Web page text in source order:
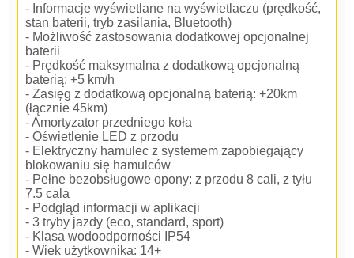
- Informacje wyświetlane na wyświetlaczu (prędkość,
stan baterii, tryb zasilania, Bluetooth)
- Możliwość zastosowania dodatkowej opcjonalnej
baterii
- Prędkość maksymalna z dodatkową opcjonalną
baterią: +5 km/h
- Zasięg z dodatkową opcjonalną baterią: +20km
(łącznie 45km)
- Amortyzator przedniego koła
- Oświetlenie LED z przodu
- Elektryczny hamulec z systemem zapobiegający
blokowaniu się hamulców
- Pełne bezobsługowe opony: z przodu 8 cali, z tyłu
7.5 cala
- Podgląd informacji w aplikacji
- 3 tryby jazdy (eco, standard, sport)
- Klasa wodoodporności IP54
- Wiek użytkownika: 14+